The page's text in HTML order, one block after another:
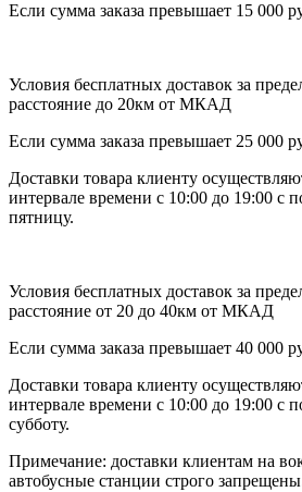
Если сумма заказа превышает 15 000
Условия бесплатных доставок за
расстояние до 20км от МКАД
Если сумма заказа превышает 25 000
Доставки товара клиенту
интервале времени с 10:00 до 19:00 с
пятницу.
Условия бесплатных доставок за
расстояние от 20 до 40км от МКАД
Если сумма заказа превышает 40 000
Доставки товара клиенту
интервале времени с 10:00 до 19:00 с
субботу.
Примечание: доставки клиентам на
автобусные станции строго